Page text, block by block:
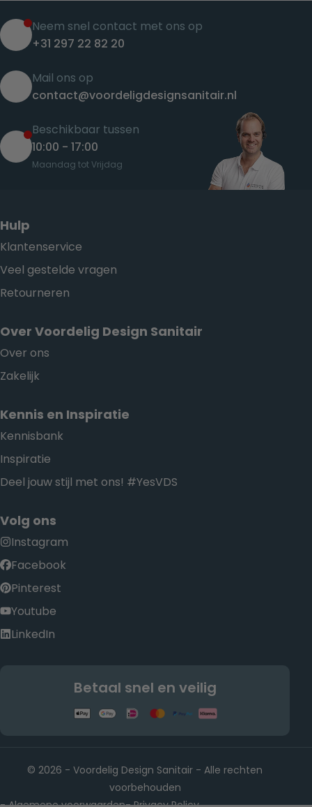
Neem snel contact met ons op
+31 297 22 82 20
Mail ons op
contact@voordeligdesignsanitair.nl
Beschikbaar tussen
10:00 - 17:00
Maandag tot Vrijdag
Hulp
Klantenservice
Veel gestelde vragen
Retourneren
Over Voordelig Design Sanitair
Over ons
Zakelijk
Kennis en Inspiratie
Kennisbank
Inspiratie
Deel jouw stijl met ons! #YesVDS
Volg ons
Instagram
Facebook
Pinterest
Youtube
LinkedIn
Betaal snel en veilig
© 2026 - Voordelig Design Sanitair - Alle rechten
voorbehouden